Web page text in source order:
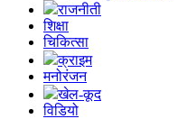
राजनीती
शिक्षा
चिकित्सा
क्राइम
मनोरंजन
खेल-कूद
विडियो